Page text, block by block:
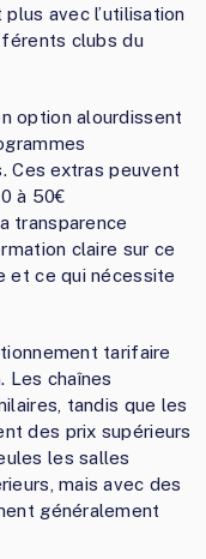
avec l’utilisation
clubs du
option alourdissent
Ces extras peuvent
à 50€
transparence
claire sur ce
et ce qui nécessite
tarifaire
Les chaînes
tandis que les
des prix supérieurs
les salles
mais avec des
généralement